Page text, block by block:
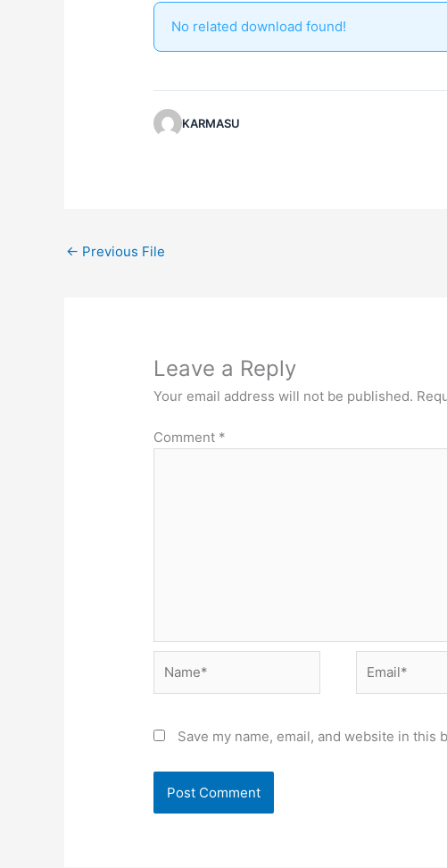
No related download found!
KARMASU
← Previous File
Leave a Reply
Your email address will not be published.
Comment *
Save my name, email, and website in